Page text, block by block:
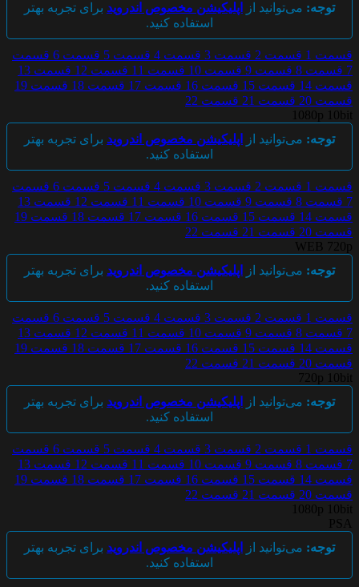
توجه: می‌توانید از اپلیکیشن مخصوص اندروید برای تجربه بهتر
استفاده کنید.
قسمت 1 قسمت 2 قسمت 3 قسمت 4 قسمت 5 قسمت 6
قسمت
7 قسمت 8 قسمت 9 قسمت 10 قسمت 11 قسمت 12
قسمت 13
قسمت 14
قسمت 15 قسمت 16 قسمت 17 قسمت 18
قسمت 19
قسمت 20
قسمت 21
قسمت 22
1080p 10bit
توجه: می‌توانید از اپلیکیشن مخصوص اندروید برای تجربه بهتر
استفاده کنید.
قسمت 1 قسمت 2 قسمت 3 قسمت 4 قسمت 5 قسمت 6
قسمت
7 قسمت 8 قسمت 9 قسمت 10 قسمت 11 قسمت 12
قسمت 13
قسمت 14
قسمت 15 قسمت 16 قسمت 17 قسمت 18
قسمت 19
قسمت 20
قسمت 21
قسمت 22
WEB 720p
توجه: می‌توانید از اپلیکیشن مخصوص اندروید برای تجربه بهتر
استفاده کنید.
قسمت 1 قسمت 2 قسمت 3 قسمت 4 قسمت 5 قسمت 6
قسمت
7 قسمت 8 قسمت 9 قسمت 10 قسمت 11 قسمت 12
قسمت 13
قسمت 14
قسمت 15 قسمت 16 قسمت 17 قسمت 18
قسمت 19
قسمت 20
قسمت 21
قسمت 22
720p 10bit
توجه: می‌توانید از اپلیکیشن مخصوص اندروید برای تجربه بهتر
استفاده کنید.
قسمت 1 قسمت 2 قسمت 3 قسمت 4 قسمت 5 قسمت 6
قسمت
7 قسمت 8 قسمت 9 قسمت 10 قسمت 11 قسمت 12
قسمت 13
قسمت 14
قسمت 15 قسمت 16 قسمت 17 قسمت 18
قسمت 19
قسمت 20
قسمت 21
قسمت 22
1080p 10bit
PSA
توجه: می‌توانید از اپلیکیشن مخصوص اندروید برای تجربه بهتر
استفاده کنید.